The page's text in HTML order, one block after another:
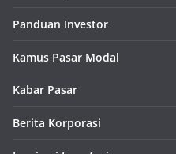
Panduan Investor
Kamus Pasar Modal
Kabar Pasar
Berita Korporasi